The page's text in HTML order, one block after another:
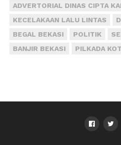
ADVERTORIAL DINAS CIPTA
KECELAKAAN LALU LINTAS
BEGAL BEKASI
POLITIK
BANJIR BEKASI
PILKADA